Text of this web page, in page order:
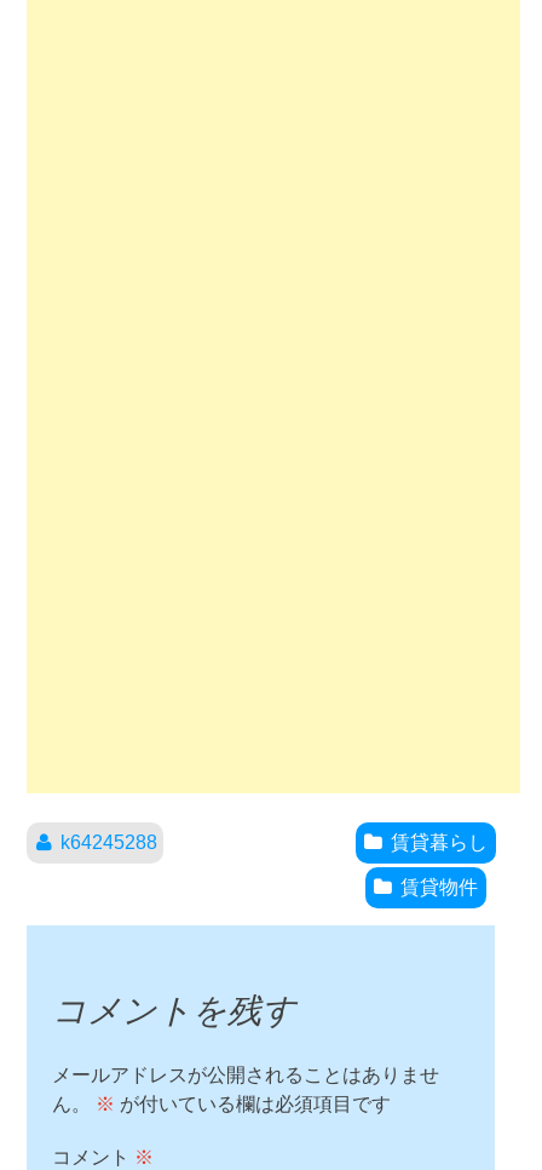
k64245288 賃貸暮らし
賃貸物件
コメントを残す
メールアドレスが公開されることはありませ
ん。
※ が付いている欄は必須項目です
コメント ※